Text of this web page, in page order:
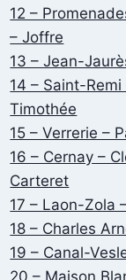
12 –
– Joffre
13 – Jean-
14 – Saint-
Timothée
15 – Verrerie –
16 – Cernay –
Carteret
17 – Laon-Zola
18 – Charles
19 – Canal-